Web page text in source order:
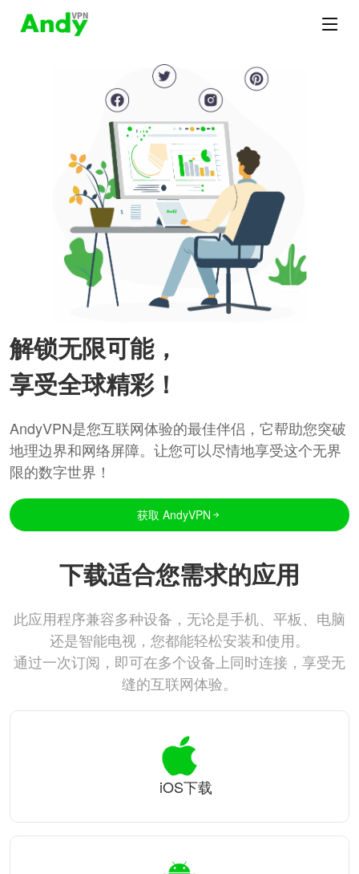
解锁无限可能，
享受全球精彩！
AndyVPN是您互联网体验的最佳伴侣，它帮助您突破
地理边界和网络屏障。让您可以尽情地享受这个无界
限的数字世界！
获取 AndyVPN
下载适合您需求的应用
此应用程序兼容多种设备，无论是手机、平板、电脑
还是智能电视，您都能轻松安装和使用。
通过一次订阅，即可在多个设备上同时连接，享受无
缝的互联网体验。
iOS下载